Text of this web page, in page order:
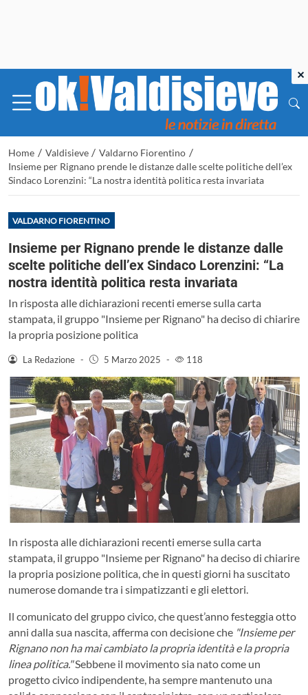
Home / Valdisieve / Valdarno Fiorentino /
Insieme per Rignano prende le distanze dalle scelte politiche dell’ex
Sindaco Lorenzini: “La nostra identità politica resta invariata
VALDARNO FIORENTINO
Insieme per Rignano prende le distanze dalle
scelte politiche dell’ex Sindaco Lorenzini: “La
nostra identità politica resta invariata
In risposta alle dichiarazioni recenti emerse sulla carta
stampata, il gruppo "Insieme per Rignano" ha deciso di chiarire
la propria posizione politica
La Redazione - 5 Marzo 2025 - 118
In risposta alle dichiarazioni recenti emerse sulla carta
stampata, il gruppo "Insieme per Rignano" ha deciso di chiarire
la propria posizione politica, che in questi giorni ha suscitato
numerose domande tra i simpatizzanti e gli elettori.
Il comunicato del gruppo civico, che quest’anno festeggia otto
anni dalla sua nascita, afferma con decisione che "Insieme per
Rignano non ha mai cambiato la propria identità e la propria
linea politica."Sebbene il movimento sia nato come un
progetto civico indipendente, ha sempre mantenuto una
×